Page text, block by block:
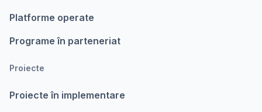
Platforme operate
Programe în parteneriat
Proiecte
Proiecte în implementare